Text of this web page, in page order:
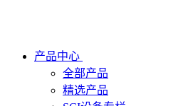
产品中心
全部产品
精选产品